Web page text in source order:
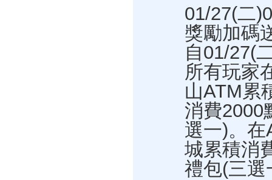
01/27(二
獎勵加碼
自01/27(
所有玩家
山ATM累
消費2000
選一)。在
城累積消
禮包(三選